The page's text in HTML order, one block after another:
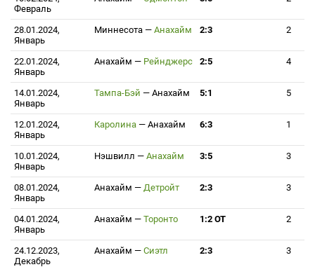
Февраль
28.01.2024,
Январь
Миннесота — Анахайм 2:3 2
22.01.2024,
Январь
Анахайм — Рейнджерс 2:5 4
14.01.2024,
Январь
Тампа-Бэй — Анахайм 5:1 5
12.01.2024,
Январь
Каролина — Анахайм 6:3 1
10.01.2024,
Январь
Нэшвилл — Анахайм 3:5 3
08.01.2024,
Январь
Анахайм — Детройт 2:3 3
04.01.2024,
Январь
Анахайм — Торонто 1:2 ОТ 2
24.12.2023,
Декабрь
Анахайм — Сиэтл 2:3 3